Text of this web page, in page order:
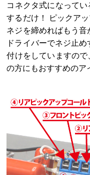
コネクタ式になって
するだけ！ ピックア
ネジを締めればもう音
ドライバーでネジ止
付けをしていますの
の方にもおすすめのア